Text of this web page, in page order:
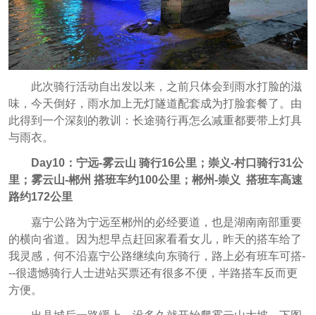
此次骑行活动自出发以来，之前只体会到雨水打脸的滋
味，今天倒好，雨水加上无灯隧道配套成为打脸套餐了。由
此得到一个深刻的教训：长途骑行再怎么减重都要带上灯具
与雨衣。
Day10：宁远-雾云山 骑行16公里；崇义-村口骑行31公
里； 雾云山-郴州 搭班车约100公里；郴州-崇义 搭班车高速
路约172公里
嘉宁公路为宁远至郴州的必经要道，也是湖南南部重要
的横向省道。因为想早点赶回家看看女儿，昨天的搭车给了
我灵感，何不沿嘉宁公路继续向东骑行，路上必有班车可搭-
--很遗憾骑行人士进站买票还有很多不便，半路搭车反而更
方便。